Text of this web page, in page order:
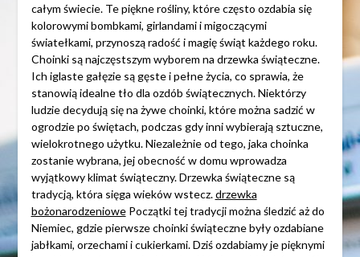
całym świecie. Te piękne rośliny, które często ozdabia się
kolorowymi bombkami, girlandami i migoczącymi
światełkami, przynoszą radość i magię świąt każdego roku.
Choinki są najczęstszym wyborem na drzewka świąteczne.
Ich iglaste gałęzie są gęste i pełne życia, co sprawia, że
stanowią idealne tło dla ozdób świątecznych. Niektórzy
ludzie decydują się na żywe choinki, które można sadzić w
ogrodzie po świętach, podczas gdy inni wybierają sztuczne,
wielokrotnego użytku. Niezależnie od tego, jaka choinka
zostanie wybrana, jej obecność w domu wprowadza
wyjątkowy klimat świąteczny. Drzewka świąteczne są
tradycją, która sięga wieków wstecz.drzewka
bożonarodzeniowePoczątki tej tradycji można śledzić aż do
Niemiec, gdzie pierwsze choinki świąteczne były ozdabiane
jabłkami, orzechami i cukierkami. Dziś ozdabiamy je pięknymi